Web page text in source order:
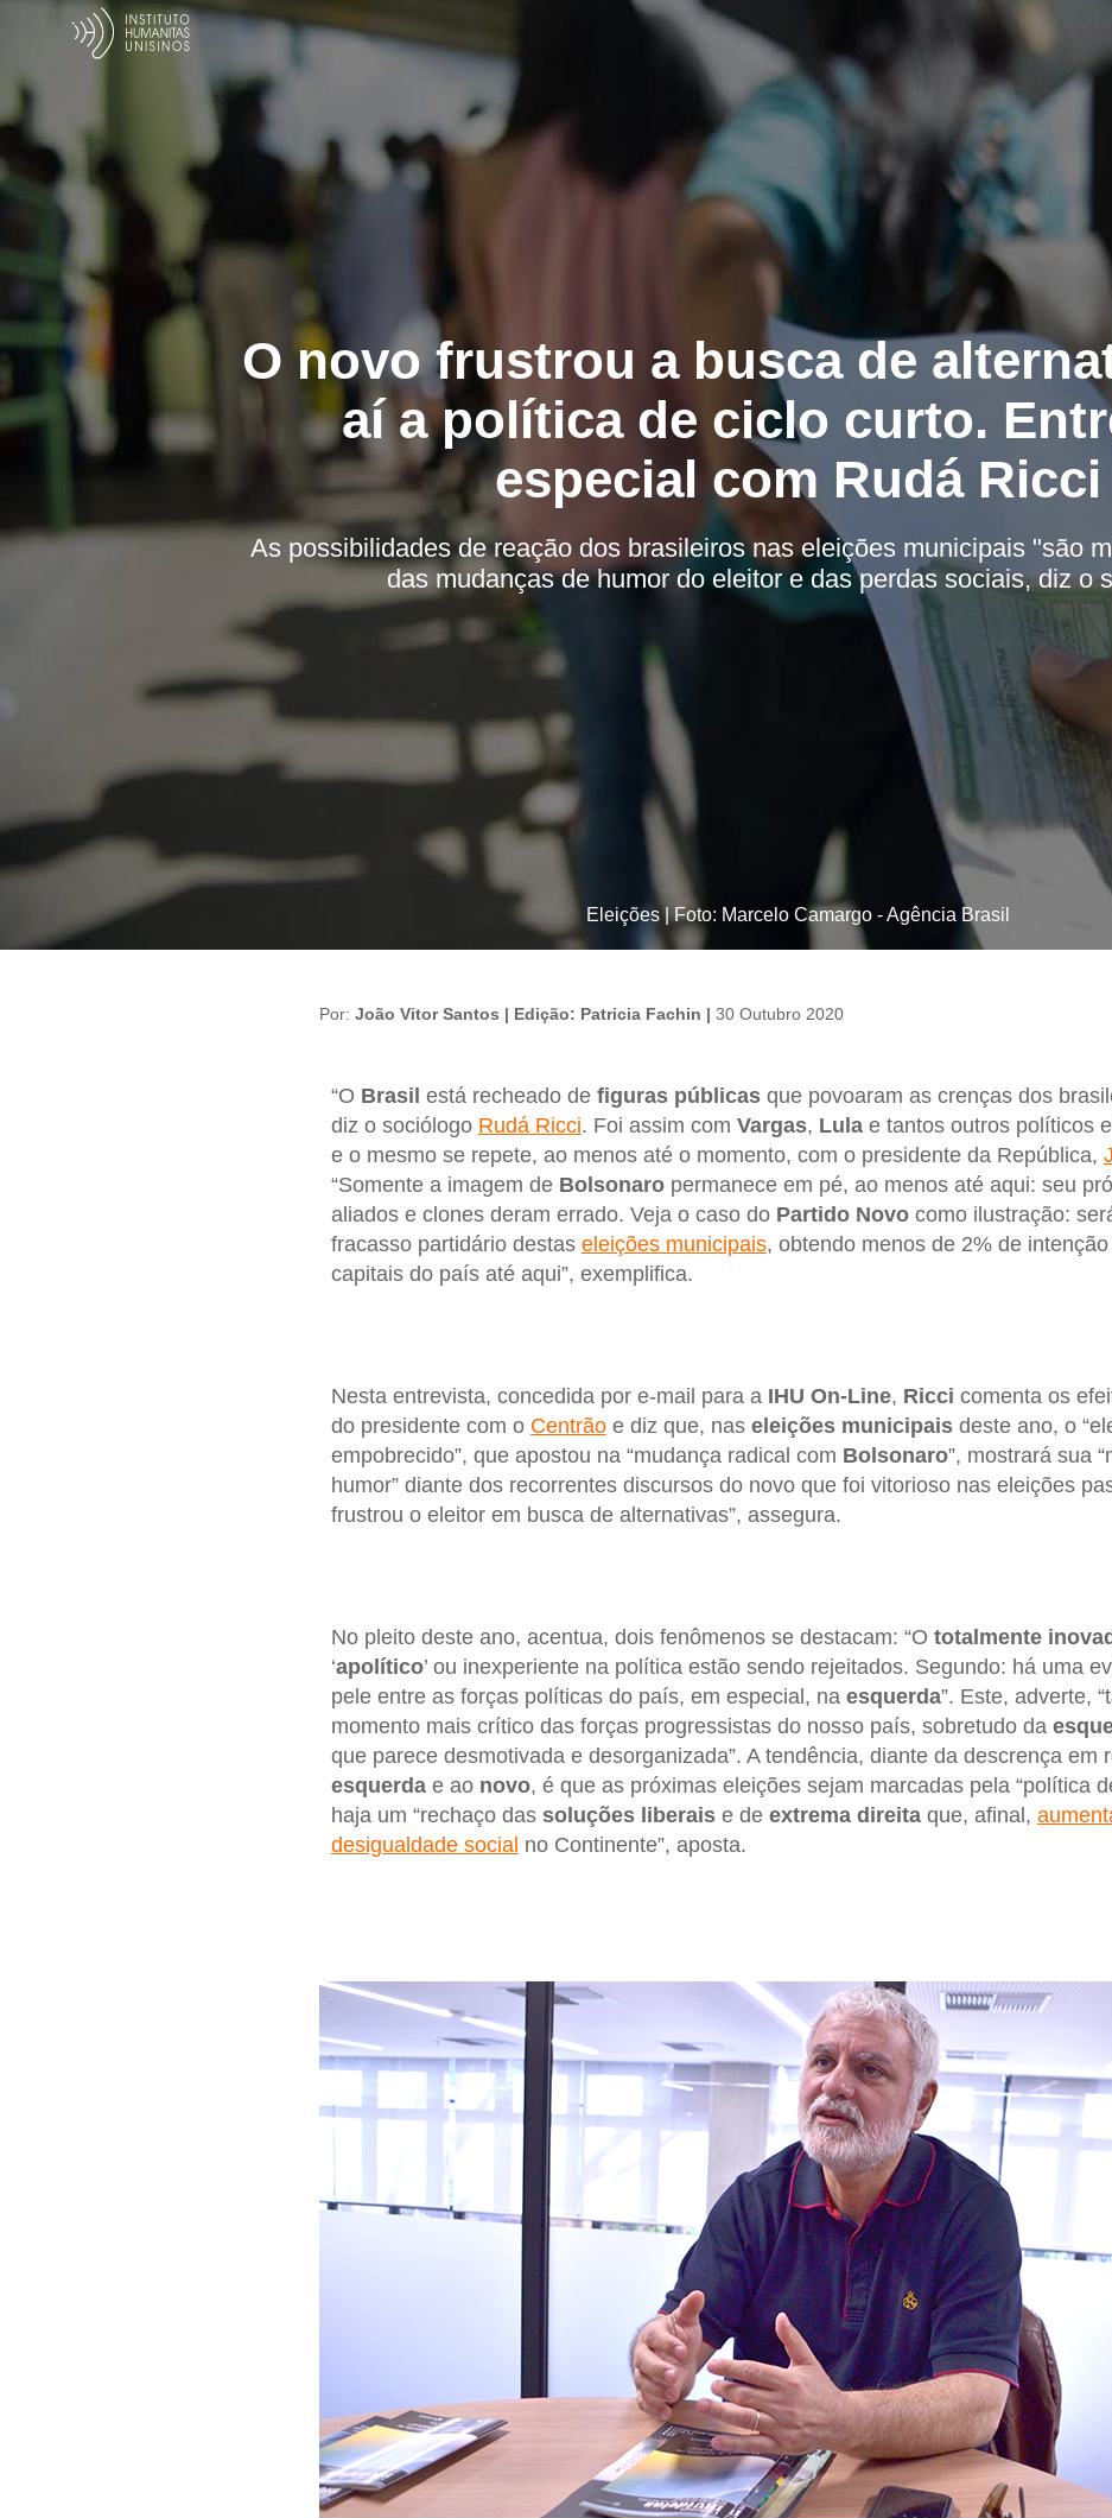
O novo frustrou a busca de
aí a política de ciclo curto.
especial com Rudá Ricci
As possibilidades de reação dos brasileiros nas eleições municipais "são
das mudanças de humor do eleitor e das perdas sociais, diz o
Eleições | Foto: Marcelo Camargo - Agência Brasil
Por: João Vitor Santos | Edição: Patricia Fachin | 30 Outubro 2020
“O Brasil está recheado de figuras públicasque povoaram as crenças dos
diz o sociólogo Rudá Ricci. Foi assim com Vargas, Lulae tantos outros políticos e
e o mesmo se repete, ao menos até o momento, com o presidente da República,
“Somente a imagem de Bolsonaropermanece em pé, ao menos até aqui: seu
aliados e clones deram errado. Veja o caso do Partido Novocomo ilustração:
fracasso partidário destas eleições municipais, obtendo menos de 2% de
capitais do país até aqui”, exemplifica.
Nesta entrevista, concedida por e-mail para a IHU On-Line, Ricci comenta os
do presidente com o Centrãoe diz que, nas eleições municipaisdeste ano, o
empobrecido”, que apostou na “mudança radical com Bolsonaro”, mostrará sua
humor” diante dos recorrentes discursos do novo que foi vitorioso nas eleições
frustrou o eleitor em busca de alternativas”, assegura.
No pleito deste ano, acentua, dois fenômenos se destacam: “O totalmente
‘apolítico’ ou inexperiente na política estão sendo rejeitados. Segundo: há uma
pele entre as forças políticas do país, em especial, na esquerda”. Este, adverte,
momento mais crítico das forças progressistas do nosso país, sobretudo da
que parece desmotivada e desorganizada”. A tendência, diante da descrença em
esquerdae ao novo, é que as próximas eleições sejam marcadas pela “política
haja um “rechaço das soluções liberaise de extrema direitaque, afinal,
desigualdade social no Continente”, aposta.